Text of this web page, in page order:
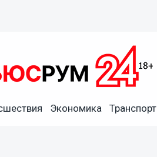
Экономика Транспорт
жилом доме в